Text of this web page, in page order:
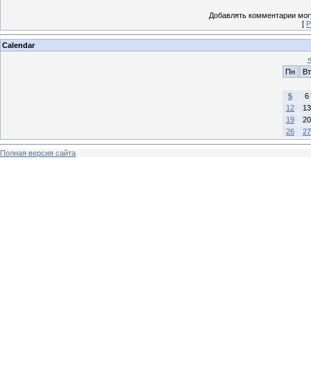
Добавлять комментарии
[
Calendar
«
Пн
Вт
5
6
12
13
19
20
26
27
Полная версия сайта